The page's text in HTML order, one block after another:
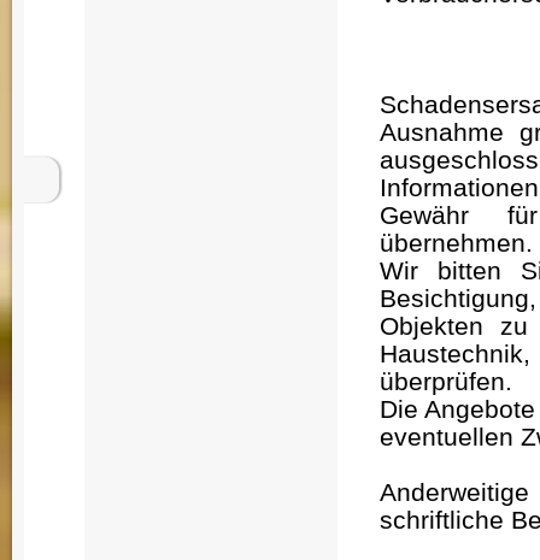
Ausnahme
Gewähr
übernehmen.
Wir bitten
Objekten
überprüfen.
Die
eventuellen
schriftliche